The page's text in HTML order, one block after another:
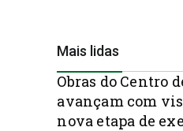
Mais lidas
Obras do Centro
avançam com
nova etapa de